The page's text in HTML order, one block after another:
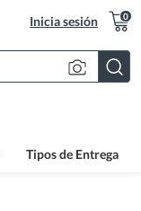
Inicia sesión 0
Tipos de Entrega